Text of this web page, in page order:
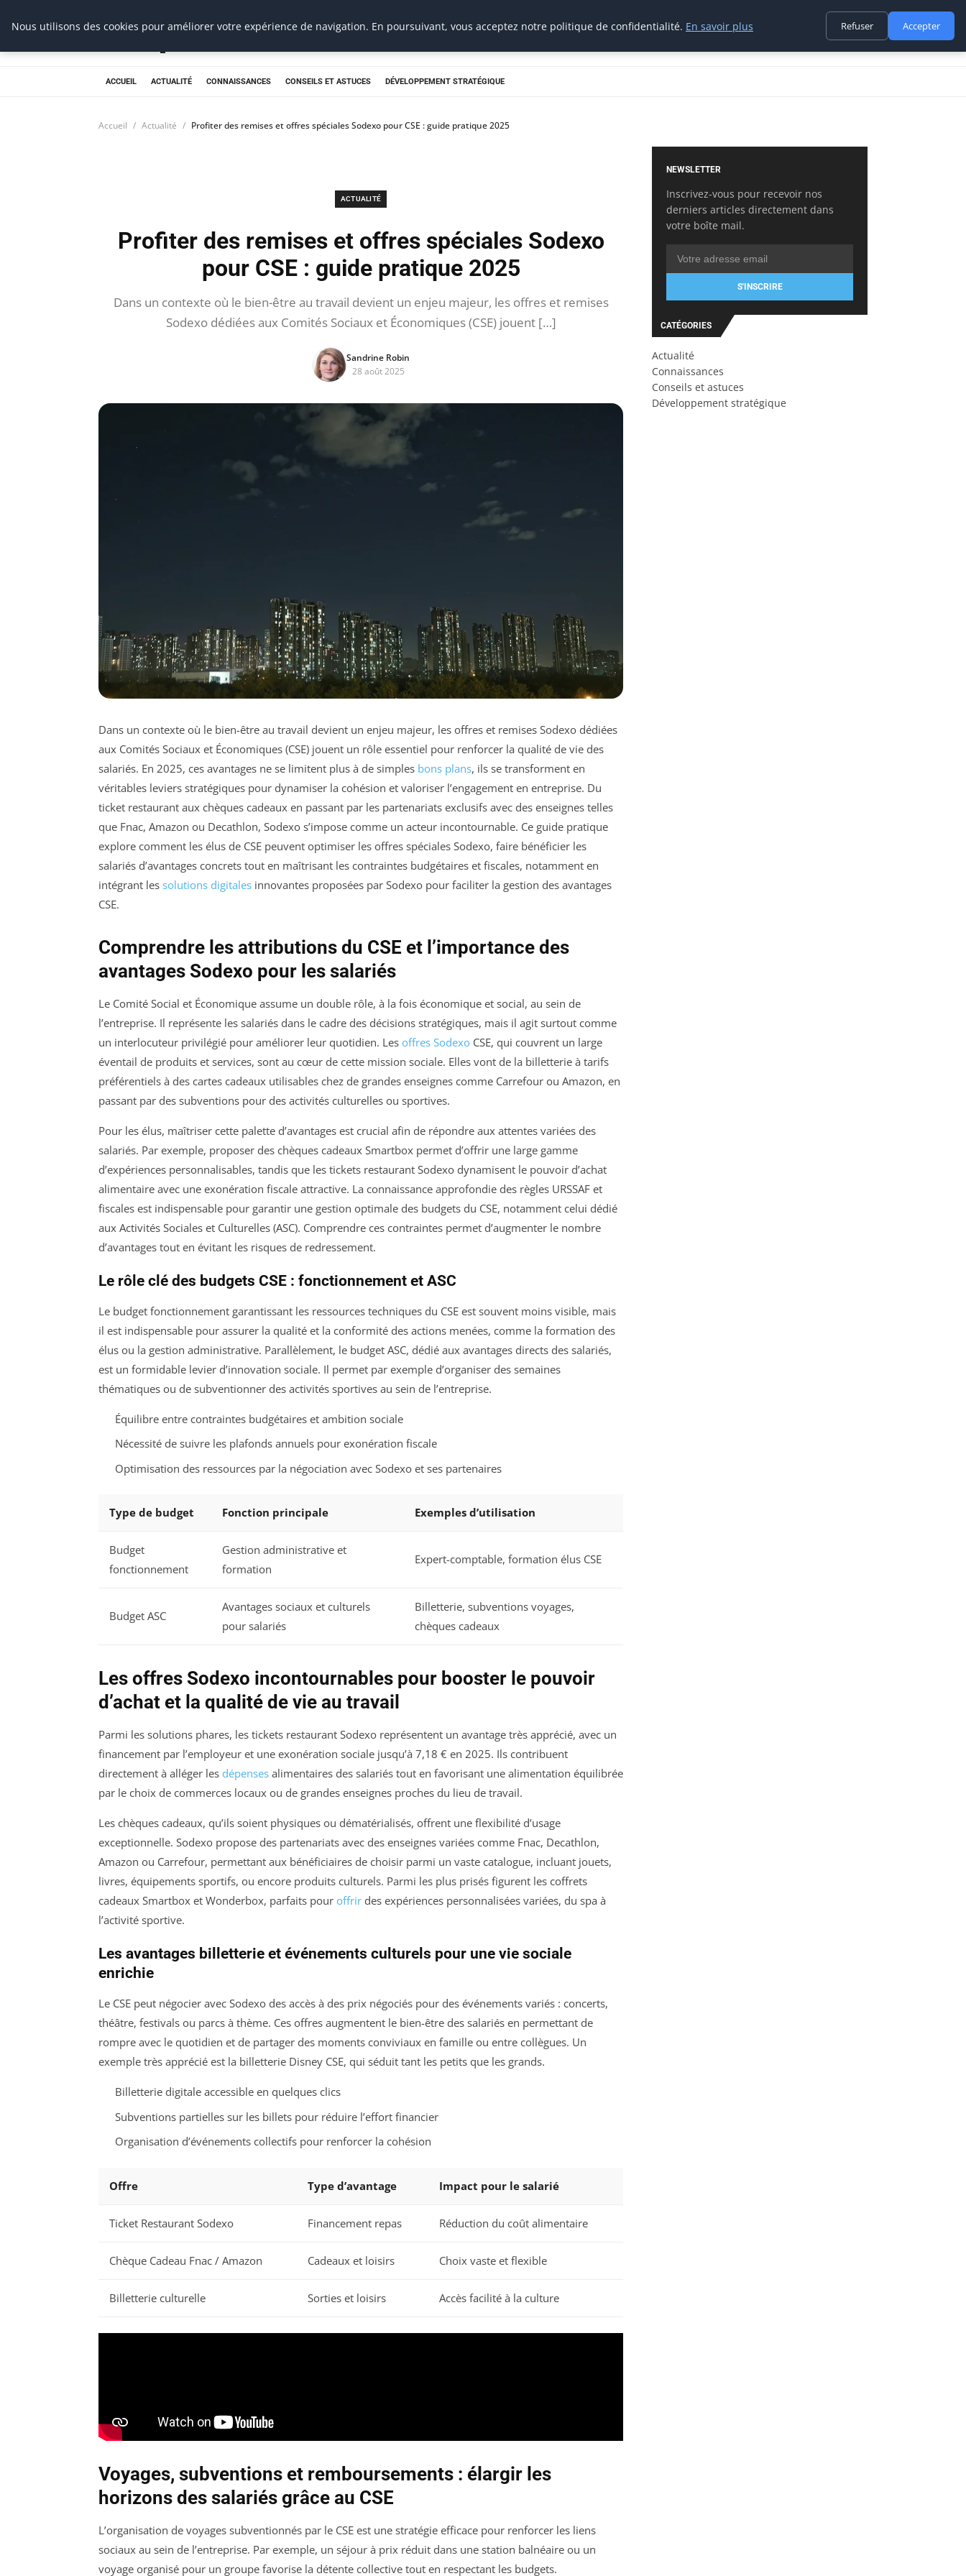
Prospection Pro
ACCUEIL ACTUALITÉ CONNAISSANCES CONSEILS ET ASTUCES DÉVELOPPEMENT STRATÉGIQUE
Accueil Actualité Profiter des remises et offres spéciales Sodexo pour CSE : guide pratique 2025
ACTUALITÉ
Profiter des remises et offres spéciales Sodexo
pour CSE : guide pratique 2025
Dans un contexte où le bien-être au travail devient un enjeu majeur, les offres et remises
Sodexo dédiées aux Comités Sociaux et Économiques (CSE) jouent […]
Sandrine Robin
28 août 2025
Dans un contexte où le bien-être au travail devient un enjeu majeur, les offres et remises Sodexo dédiées
aux Comités Sociaux et Économiques (CSE) jouent un rôle essentiel pour renforcer la qualité de vie des
salariés. En 2025, ces avantages ne se limitent plus à de simples bons plans, ils se transforment en
véritables leviers stratégiques pour dynamiser la cohésion et valoriser l’engagement en entreprise. Du
ticket restaurant aux chèques cadeaux en passant par les partenariats exclusifs avec des enseignes telles
que Fnac, Amazon ou Decathlon, Sodexo s’impose comme un acteur incontournable. Ce guide pratique
explore comment les élus de CSE peuvent optimiser les offres spéciales Sodexo, faire bénéficier les
salariés d’avantages concrets tout en maîtrisant les contraintes budgétaires et fiscales, notamment en
intégrant les solutions digitales innovantes proposées par Sodexo pour faciliter la gestion des avantages
CSE.
Comprendre les attributions du CSE et l’importance des
avantages Sodexo pour les salariés
Le Comité Social et Économique assume un double rôle, à la fois économique et social, au sein de
l’entreprise. Il représente les salariés dans le cadre des décisions stratégiques, mais il agit surtout comme
un interlocuteur privilégié pour améliorer leur quotidien. Les offres Sodexo CSE, qui couvrent un large
éventail de produits et services, sont au cœur de cette mission sociale. Elles vont de la billetterie à tarifs
préférentiels à des cartes cadeaux utilisables chez de grandes enseignes comme Carrefour ou Amazon, en
passant par des subventions pour des activités culturelles ou sportives.
Pour les élus, maîtriser cette palette d’avantages est crucial afin de répondre aux attentes variées des
salariés. Par exemple, proposer des chèques cadeaux Smartbox permet d’offrir une large gamme
d’expériences personnalisables, tandis que les tickets restaurant Sodexo dynamisent le pouvoir d’achat
alimentaire avec une exonération fiscale attractive. La connaissance approfondie des règles URSSAF et
fiscales est indispensable pour garantir une gestion optimale des budgets du CSE, notamment celui dédié
aux Activités Sociales et Culturelles (ASC). Comprendre ces contraintes permet d’augmenter le nombre
d’avantages tout en évitant les risques de redressement.
Le rôle clé des budgets CSE : fonctionnement et ASC
Le budget fonctionnement garantissant les ressources techniques du CSE est souvent moins visible, mais
il est indispensable pour assurer la qualité et la conformité des actions menées, comme la formation des
élus ou la gestion administrative. Parallèlement, le budget ASC, dédié aux avantages directs des salariés,
est un formidable levier d’innovation sociale. Il permet par exemple d’organiser des semaines
thématiques ou de subventionner des activités sportives au sein de l’entreprise.
Équilibre entre contraintes budgétaires et ambition sociale
Nécessité de suivre les plafonds annuels pour exonération fiscale
Optimisation des ressources par la négociation avec Sodexo et ses partenaires
Type de budget Fonction principale Exemples d’utilisation
Budget
fonctionnement
Gestion administrative et
formation
Expert-comptable, formation élus CSE
Budget ASC
Avantages sociaux et culturels
pour salariés
Billetterie, subventions voyages,
chèques cadeaux
Les offres Sodexo incontournables pour booster le pouvoir
d’achat et la qualité de vie au travail
Parmi les solutions phares, les tickets restaurant Sodexo représentent un avantage très apprécié, avec un
financement par l’employeur et une exonération sociale jusqu’à 7,18 € en 2025. Ils contribuent
directement à alléger les dépenses alimentaires des salariés tout en favorisant une alimentation équilibrée
par le choix de commerces locaux ou de grandes enseignes proches du lieu de travail.
Les chèques cadeaux, qu’ils soient physiques ou dématérialisés, offrent une flexibilité d’usage
exceptionnelle. Sodexo propose des partenariats avec des enseignes variées comme Fnac, Decathlon,
Amazon ou Carrefour, permettant aux bénéficiaires de choisir parmi un vaste catalogue, incluant jouets,
livres, équipements sportifs, ou encore produits culturels. Parmi les plus prisés figurent les coffrets
cadeaux Smartbox et Wonderbox, parfaits pour offrir des expériences personnalisées variées, du spa à
l’activité sportive.
Les avantages billetterie et événements culturels pour une vie sociale
enrichie
Le CSE peut négocier avec Sodexo des accès à des prix négociés pour des événements variés : concerts,
théâtre, festivals ou parcs à thème. Ces offres augmentent le bien-être des salariés en permettant de
rompre avec le quotidien et de partager des moments conviviaux en famille ou entre collègues. Un
exemple très apprécié est la billetterie Disney CSE, qui séduit tant les petits que les grands.
Billetterie digitale accessible en quelques clics
Subventions partielles sur les billets pour réduire l’effort financier
Organisation d’événements collectifs pour renforcer la cohésion
Offre Type d’avantage Impact pour le salarié
Ticket Restaurant Sodexo Financement repas Réduction du coût alimentaire
Chèque Cadeau Fnac / Amazon Cadeaux et loisirs Choix vaste et flexible
Billetterie culturelle Sorties et loisirs Accès facilité à la culture
Voyages, subventions et remboursements : élargir les
horizons des salariés grâce au CSE
L’organisation de voyages subventionnés par le CSE est une stratégie efficace pour renforcer les liens
sociaux au sein de l’entreprise. Par exemple, un séjour à prix réduit dans une station balnéaire ou un
voyage organisé pour un groupe favorise la détente collective tout en respectant les budgets.
NEWSLETTER
Inscrivez-vous pour recevoir nos
derniers articles directement dans
votre boîte mail.
S'INSCRIRE
CATÉGORIES
Actualité
Connaissances
Conseils et astuces
Développement stratégique
Nous utilisons des cookies pour améliorer votre expérience de navigation. En poursuivant, vous acceptez notre politique de confidentialité. En savoir plus Refuser Accepter